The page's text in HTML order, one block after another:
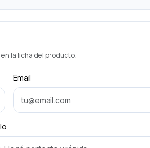
la ficha del producto.
Email